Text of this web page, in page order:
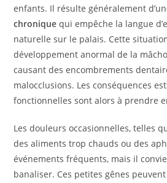
enfants. Il résulte généralement
chronique qui empêche la langue
naturelle sur le palais. Cette
développement anormal de la
causant des encombrements
malocclusions. Les conséquences
fonctionnelles sont alors à prendre
Les douleurs occasionnelles, telles
des aliments trop chauds ou des
événements fréquents, mais il
banaliser. Ces petites gênes